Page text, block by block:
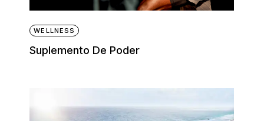
WELLNESS
Suplemento De Poder